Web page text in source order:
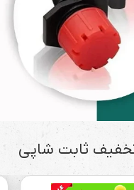
ثابت شاپی